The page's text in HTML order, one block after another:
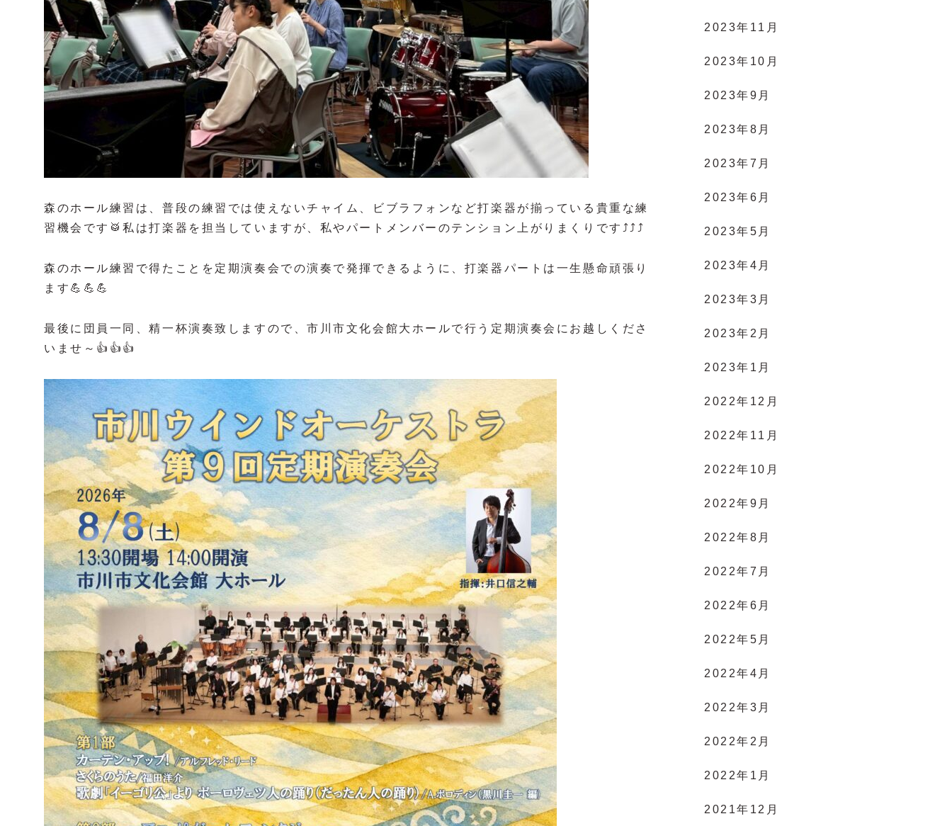
森のホール練習は、普段の練習では使えないチャイム、ビブラフォンなど打楽器が揃っている貴重な練
習機会です🥁私は打楽器を担当していますが、私やパートメンバーのテンション上がりまくりです⤴️⤴️⤴️
森のホール練習で得たことを定期演奏会での演奏で発揮できるように、打楽器パートは一生懸命頑張り
ます💪💪💪
最後に団員一同、精一杯演奏致しますので、市川市文化会館大ホールで行う定期演奏会にお越しくださ
いませ～👍👍👍
2023年11月
2023年10月
2023年9月
2023年8月
2023年7月
2023年6月
2023年5月
2023年4月
2023年3月
2023年2月
2023年1月
2022年12月
2022年11月
2022年10月
2022年9月
2022年8月
2022年7月
2022年6月
2022年5月
2022年4月
2022年3月
2022年2月
2022年1月
2021年12月